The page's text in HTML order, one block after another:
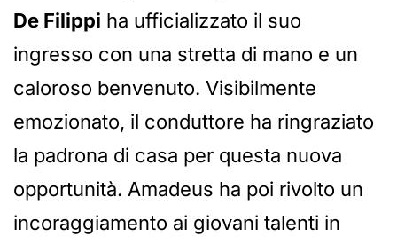
De Filippi ha ufficializzato il suo
ingresso con una stretta di mano e un
caloroso benvenuto. Visibilmente
emozionato, il conduttore ha ringraziato
la padrona di casa per questa nuova
opportunità. Amadeus ha poi rivolto un
incoraggiamento ai giovani talenti in